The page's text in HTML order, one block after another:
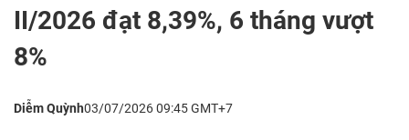
II/2026 đạt 8,39%, 6 tháng vượt
8%
Diễm Quỳnh03/07/2026 09:45 GMT+7